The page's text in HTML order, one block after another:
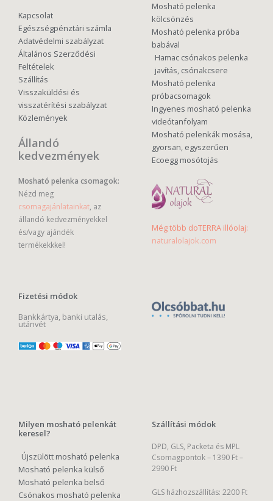
Kapcsolat
Egészségpénztári számla
Adatvédelmi szabályzat
Általános Szerződési
Feltételek
Szállítás
Visszaküldési és
visszatérítési szabályzat
Közlemények
Állandó
kedvezmények
Mosható pelenka csomagok:
Nézd meg
csomagajánlatainkat, az
állandó kedvezményekkel
és/vagy ajándék
termékekkkel!
Fizetési módok
Bankkártya, banki utalás,
utánvét
Mosható pelenka
kölcsönzés
Mosható pelenka próba
babával
Hamac csónakos pelenka
javítás, csónakcsere
Mosható pelenka
próbacsomagok
Ingyenes mosható pelenka
videótanfolyam
Mosható pelenkák mosása,
gyorsan, egyszerűen
Ecoegg mosótojás
Még több doTERRA illóolaj:
naturalolajok.com
Milyen mosható pelenkát
keresel?
Újszülött mosható pelenka
Mosható pelenka külső
Mosható pelenka belső
Csónakos mosható pelenka
Szállítási módok
DPD, GLS, Packeta és MPL
Csomagpontok – 1390 Ft –
2990 Ft
GLS házhozszállítás: 2200 Ft